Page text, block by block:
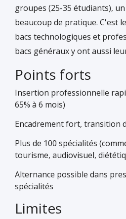
groupes (25-35 étudiants),
beaucoup de pratique. C'est
bacs technologiques et
bacs généraux y ont aussi
Points forts
Insertion professionnelle
65% à 6 mois)
Encadrement fort, transition
Plus de 100 spécialités
tourisme, audiovisuel,
Alternance possible dans
spécialités
Limites